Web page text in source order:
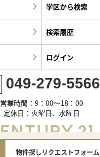
物件探しリクエストフォーム
学区から検索
検索履歴
ログイン
049-279-5566
営業時間：9：00～18：00
定休日：火曜日、水曜日